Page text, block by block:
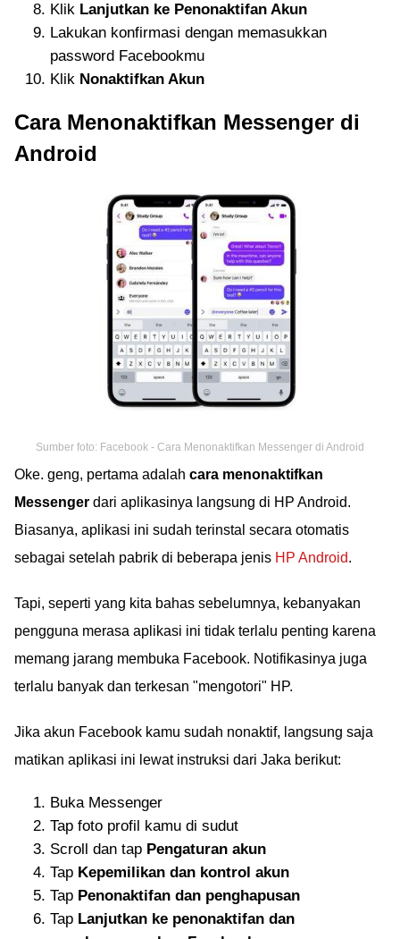
Klik Lanjutkan ke Penonaktifan Akun
Lakukan konfirmasi dengan memasukkan
password Facebookmu
Klik Nonaktifkan Akun
Cara Menonaktifkan Messenger di
Android
Sumber foto: Facebook - Cara Menonaktifkan Messenger di Android
Oke. geng, pertama adalah cara menonaktifkan
Messenger dari aplikasinya langsung di HP Android.
Biasanya, aplikasi ini sudah terinstal secara otomatis
sebagai setelah pabrik di beberapa jenis HP Android.
Tapi, seperti yang kita bahas sebelumnya, kebanyakan
pengguna merasa aplikasi ini tidak terlalu penting karena
memang jarang membuka Facebook. Notifikasinya juga
terlalu banyak dan terkesan "mengotori" HP.
Jika akun Facebook kamu sudah nonaktif, langsung saja
matikan aplikasi ini lewat instruksi dari Jaka berikut:
Buka Messenger
Tap foto profil kamu di sudut
Scroll dan tap Pengaturan akun
Tap Kepemilikan dan kontrol akun
Tap Penonaktifan dan penghapusan
Tap Lanjutkan ke penonaktifan dan